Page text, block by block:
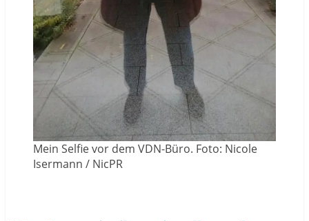
Mein Selfie vor dem VDN-Büro. Foto: Nicole
Isermann / NicPR